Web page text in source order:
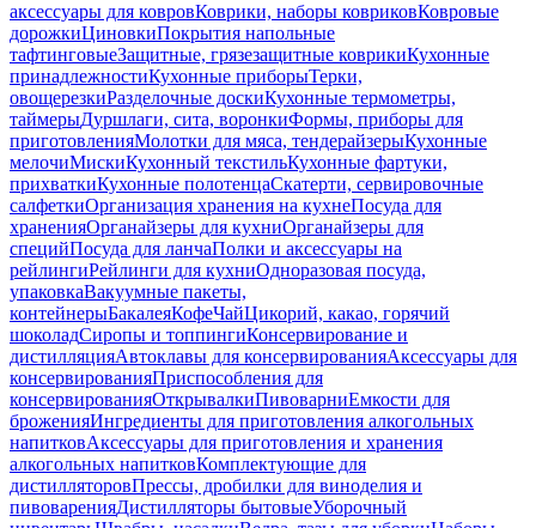
аксессуары для ковровКоврики, наборы ковриковКовровые
дорожкиЦиновкиПокрытия напольные
тафтинговыеЗащитные, грязезащитные коврикиКухонные
принадлежностиКухонные приборыТерки,
овощерезкиРазделочные доскиКухонные термометры,
таймерыДуршлаги, сита, воронкиФормы, приборы для
приготовленияМолотки для мяса, тендерайзерыКухонные
мелочиМискиКухонный текстильКухонные фартуки,
прихваткиКухонные полотенцаСкатерти, сервировочные
салфеткиОрганизация хранения на кухнеПосуда для
храненияОрганайзеры для кухниОрганайзеры для
специйПосуда для ланчаПолки и аксессуары на
рейлингиРейлинги для кухниОдноразовая посуда,
упаковкаВакуумные пакеты,
контейнерыБакалеяКофеЧайЦикорий, какао, горячий
шоколадСиропы и топпингиКонсервирование и
дистилляцияАвтоклавы для консервированияАксессуары для
консервированияПриспособления для
консервированияОткрывалкиПивоварниЕмкости для
броженияИнгредиенты для приготовления алкогольных
напитковАксессуары для приготовления и хранения
алкогольных напитковКомплектующие для
дистилляторовПрессы, дробилки для виноделия и
пивоваренияДистилляторы бытовыеУборочный